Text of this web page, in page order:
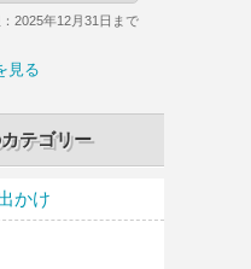
2025年12月31日まで
見る
テゴリー
かけ